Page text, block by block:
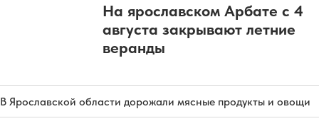
На ярославском Арбате с 4
августа закрывают летние
веранды
В Ярославской области дорожали мясные продукты и овощи